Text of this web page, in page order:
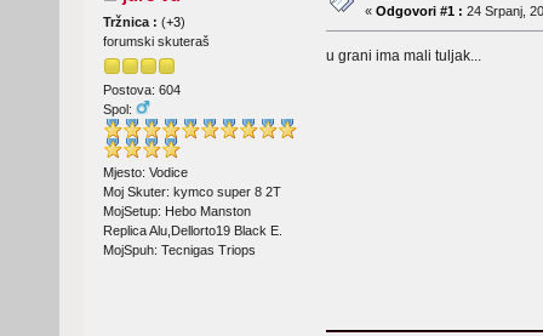
Tržnica : (+3)
forumski skuteraš
Postova: 604
Spol:
Mjesto: Vodice
Moj Skuter: kymco super 8 2T
MojSetup: Hebo Manston
Replica Alu,Dellorto19 Black E.
MojSpuh: Tecnigas Triops
« Odgovori #1 : 24 Srpanj,
u grani ima mali tuljak...